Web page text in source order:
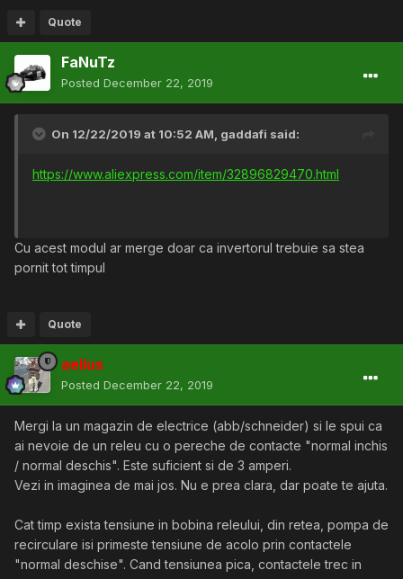
Quote
FaNuTz
Posted December 22, 2019
On 12/22/2019 at 10:52 AM, gaddafi said:
https://www.aliexpress.com/item/32896829470.html
Cu acest modul ar merge doar ca invertorul trebuie sa stea
pornit tot timpul
Quote
aelius
Posted December 22, 2019
Mergi la un magazin de electrice (abb/schneider) si le spui ca
ai nevoie de un releu cu o pereche de contacte "normal inchis
/ normal deschis". Este suficient si de 3 amperi.
Vezi in imaginea de mai jos. Nu e prea clara, dar poate te ajuta.
Cat timp exista tensiune in bobina releului, din retea, pompa de
recirculare isi primeste tensiune de acolo prin contactele
"normal deschise". Cand tensiunea pica, contactele trec in